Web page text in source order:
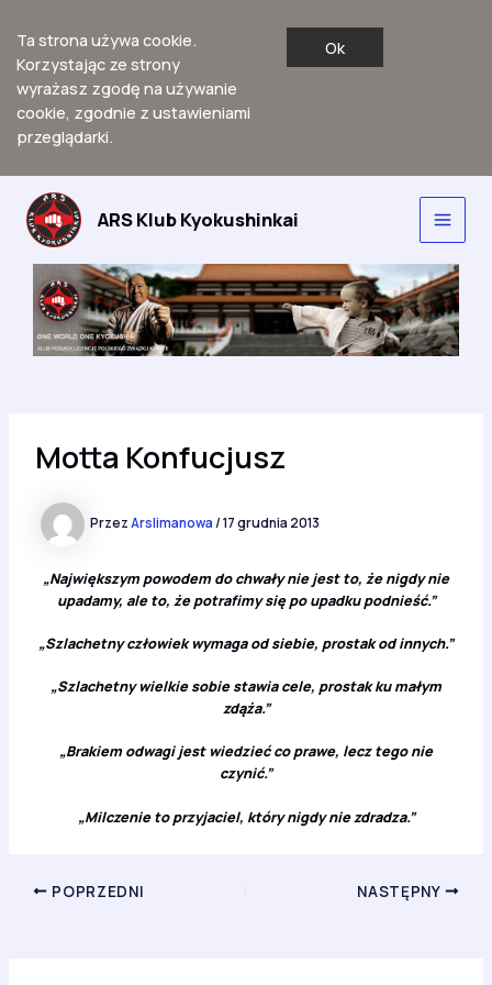
Ta strona używa cookie.
Korzystając ze strony
wyrażasz zgodę na używanie
cookie, zgodnie z ustawieniami
przeglądarki.
Ok
Przejdź
treści
ARS Klub Kyokushinkai
Main
Motta Konfucjusz
PrzezArslimanowa/17 grudnia 2013
„Największym powodem do chwały nie jest to, że nigdy nie
upadamy, ale to, że potrafimy się po upadku podnieść.”
„Szlachetny człowiek wymaga od siebie, prostak od innych.”
„Szlachetny wielkie sobie stawia cele, prostak ku małym
zdąża.”
„Brakiem odwagi jest wiedzieć co prawe, lecz tego nie
czynić.”
„Milczenie to przyjaciel, który nigdy nie zdradza.”
POPRZEDNI NASTĘPNY